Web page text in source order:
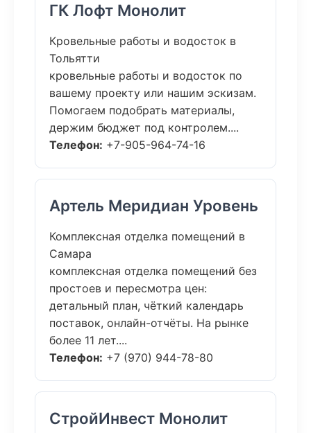
ГК Лофт Монолит
Кровельные работы и водосток в
Тольятти
кровельные работы и водосток по
вашему проекту или нашим эскизам.
Помогаем подобрать материалы,
держим бюджет под контролем....
Телефон: +7-905-964-74-16
Артель Меридиан Уровень
Комплексная отделка помещений в
Самара
комплексная отделка помещений без
простоев и пересмотра цен:
детальный план, чёткий календарь
поставок, онлайн-отчёты. На рынке
более 11 лет....
Телефон: +7 (970) 944-78-80
СтройИнвест Монолит